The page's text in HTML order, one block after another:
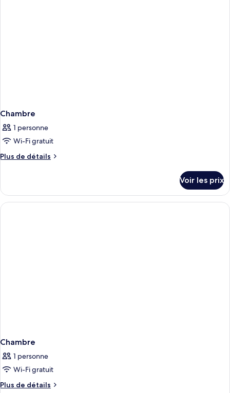
Chambre
1 personne
Wi-Fi gratuit
Plus de détails
Plus
le
type
de
Voir les prix
Chambre
1 personne
Wi-Fi gratuit
Plus de détails
Plus